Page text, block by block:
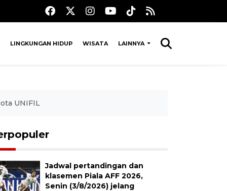
LINGKUNGAN HIDUP WISATA LAINNYA
UNIFIL
Jadwal pertandingan dan
klasemen Piala AFF 2026,
Senin (3/8/2026) jelang